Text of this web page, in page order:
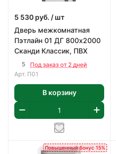
5 530 руб. / шт
Дверь межкомнатная
Пэтлайн 01 ДГ 800х2000
Сканди Классик, ПВХ
5
Под заказ от 2 дней
Арт. П01
В корзину
Повышенный бонус 15%